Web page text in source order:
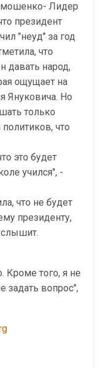
Лидер
президент
"неуд" за год
что
давать народ,
ощущает на
Януковича. Но
только
что
это будет
учился", -
что не будет
президенту,
Кроме того, я не
задать вопрос",